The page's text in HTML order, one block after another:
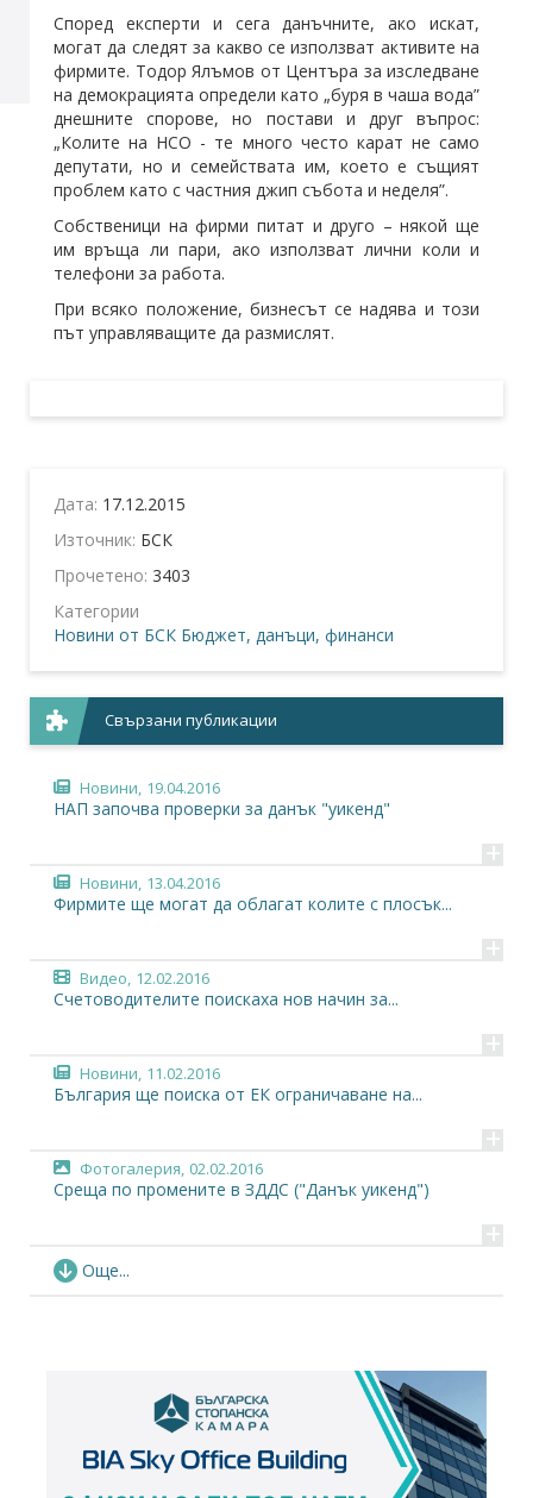
Според експерти и сега данъчните, ако искат,
могат да следят за какво се използват активите на
фирмите. Тодор Ялъмов от Центъра за изследване
на демокрацията определи като „буря в чаша вода”
днешните спорове, но постави и друг въпрос:
„Колите на НСО - те много често карат не само
депутати, но и семействата им, което е същият
проблем като с частния джип събота и неделя”.
Собственици на фирми питат и друго – някой ще
им връща ли пари, ако използват лични коли и
телефони за работа.
При всяко положение, бизнесът се надява и този
път управляващите да размислят.
Дата: 17.12.2015
Източник: БСК
Прочетено: 3403
Категории
Новини от БСК Бюджет, данъци, финанси
Свързани публикации
Новини, 19.04.2016
НАП започва проверки за данък "уикенд"
+
Новини, 13.04.2016
Фирмите ще могат да облагат колите с плосък...
+
Видео, 12.02.2016
Счетоводителите поискаха нов начин за...
+
Новини, 11.02.2016
България ще поиска от ЕК ограничаване на...
+
Фотогалерия, 02.02.2016
Среща по промените в ЗДДС ("Данък уикенд")
+
Новини,
„Данък уикенд“ - нова възможност за неравно...
Предложения за промени в данъчни закони за...
Становища, 28.10.2003
Относно: проектозакона за държавния бюджет за...
Още...